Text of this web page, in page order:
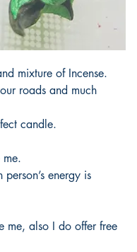
mixture of Incense.
roads and much
candle.
energy is
me, also I do offer free